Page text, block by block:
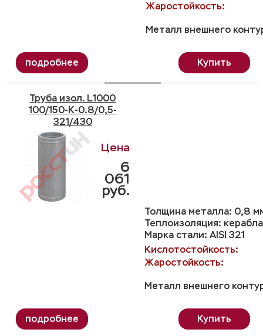
Жаростойкость:
Металл внешнего
Купить
Труба изол. L1000
100/150-K-0.8/0,5-
321/430
Толщина металла: 0,8
Теплоизоляция:
Марка стали: AISI 321
Кислотостойкость:
Жаростойкость:
Металл внешнего
6
061
руб.
Купить